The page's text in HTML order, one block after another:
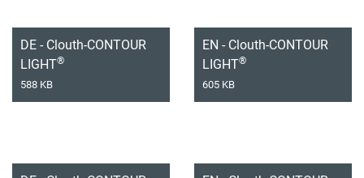
DE - Clouth-CONTOUR
LIGHT®
588 KB
EN - Clouth-CONTOUR
LIGHT®
605 KB